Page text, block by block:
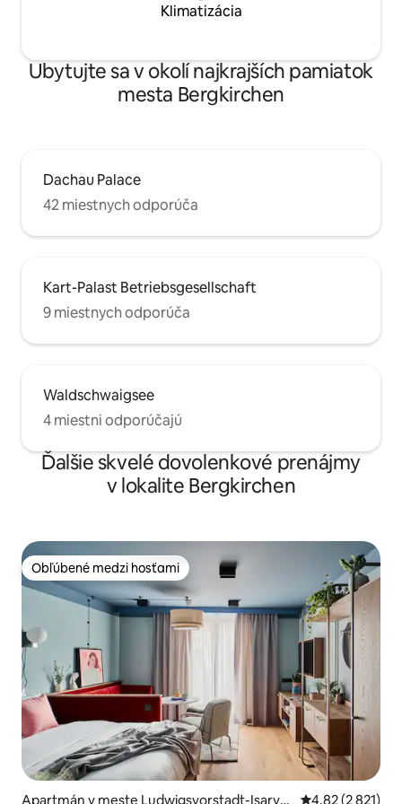
Klimatizácia
Ubytujte sa v okolí najkrajších pamiatok
mesta Bergkirchen
Dachau Palace
42 miestnych odporúča
Kart-Palast Betriebsgesellschaft
9 miestnych odporúča
Waldschwaigsee
4 miestni odporúčajú
Ďalšie skvelé dovolenkové prenájmy
v lokalite Bergkirchen
Obľúbené medzi hosťami
Obľúbené medzi hosťami
Apartmán v meste Ludwigsvorstadt-Isarvor
Priemerné
4,82 (2 821)